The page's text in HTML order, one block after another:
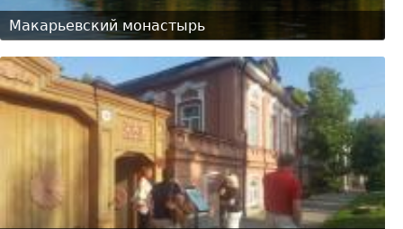
Макарьевский монастырь